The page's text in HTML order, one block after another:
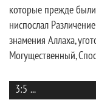
которые прежде
ниспослал
знамения Аллаха,
Могущественный,
3:5 ...